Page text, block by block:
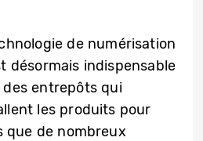
de numérisation
désormais indispensable
entrepôts qui
les produits pour
que de nombreux